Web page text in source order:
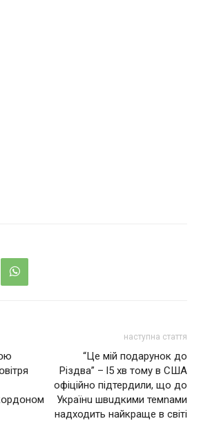
наступна стаття
“Це мій подарунок до
Різдва” – l5 хв тому в США
офіційно підтердили, що дo
Укpaїнu швuдкими темnами
надходить найкраще в світі